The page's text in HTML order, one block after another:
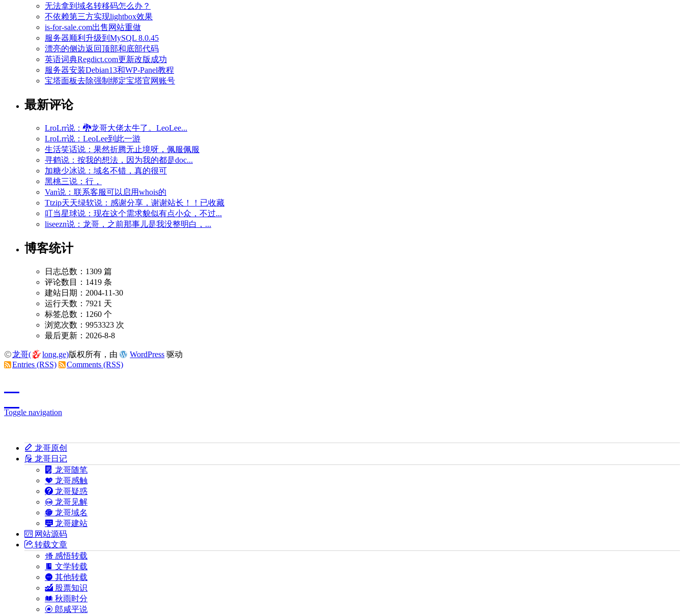
无法拿到域名转移码怎么办？
不依赖第三方实现lightbox效果
is-for-sale.com出售网站重做
服务器顺利升级到MySQL 8.0.45
漂亮的侧边返回顶部和底部代码
英语词典Regdict.com更新改版成功
服务器安装Debian13和WP-Panel教程
宝塔面板去除强制绑定宝塔官网账号
最新评论
LroLrr说：🐉龙哥大佬太牛了。LeoLee...
LroLrr说：LeoLee到此一游
生活笑话说：果然折腾无止境呀，佩服佩服
寻鹤说：按我的想法，因为我的都是doc...
加糖少冰说：域名不错，真的很可
黑桃三说：行，
Van说：联系客服可以启用whois的
Ttzip天天绿软说：感谢分享，谢谢站长！！已收藏
叮当星球说：现在这个需求貌似有点小众，不过...
liseezn说：龙哥，之前那事儿是我没整明白，...
博客统计
日志总数：1309 篇
评论数目：1419 条
建站日期：2004-11-30
运行天数：7921 天
标签总数：1260 个
浏览次数：9953323 次
最后更新：2026-8-8
龙哥( long.ge)版权所有，由 WordPress 驱动
Entries (RSS)
Comments (RSS)
Toggle navigation
龙哥原创
龙哥日记
龙哥随笔
龙哥感触
龙哥疑惑
龙哥见解
龙哥域名
龙哥建站
网站源码
转载文章
感悟转载
文学转载
其他转载
股票知识
秋雨时分
郎咸平说